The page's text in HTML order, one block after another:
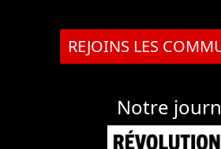
REJOINS LES
Notre